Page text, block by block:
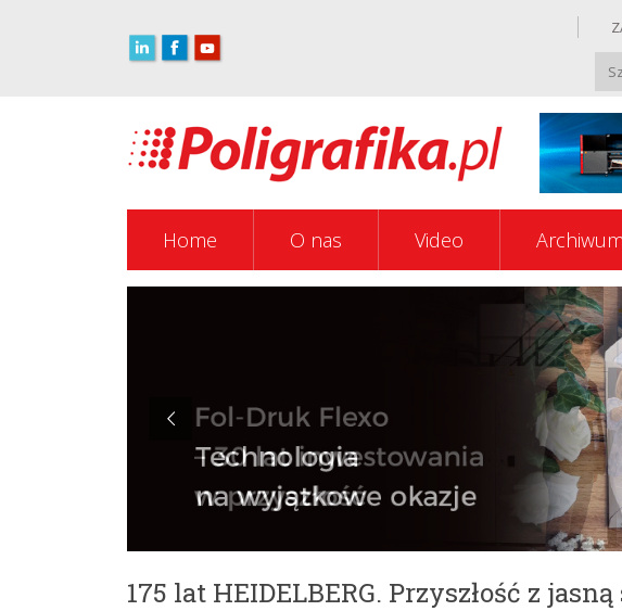
Home O nas Video Archiwum
175 lat HEIDELBERG. Przyszłość z